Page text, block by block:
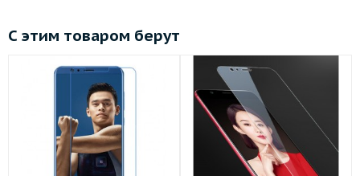
С этим товаром берут